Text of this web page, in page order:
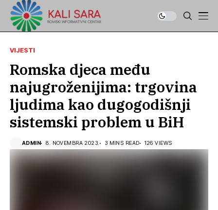
VIJESTI
Romska djeca među
najugroženijima: trgovina
ljudima kao dugogodišnji
sistemski problem u BiH
ADMIN 8. NOVEMBRA 2023. 3 MINS READ 126 VIEWS